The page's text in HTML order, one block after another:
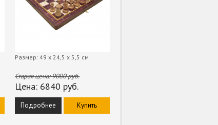
Размер: 49 х 24,5 х 5,5 см
Старая цена:9000руб.
Цена: 6840 руб.
Подробнее Купить